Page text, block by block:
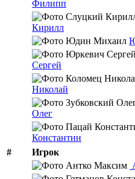
Филипп
Кирилл
Сергей
Николай
Олег
Константин
#
Игрок